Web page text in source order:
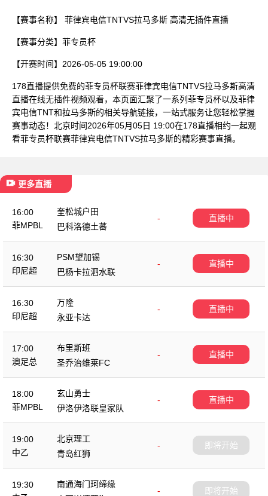
【赛事名称】 菲律宾电信TNTVS拉马多斯 高清无插件直播
【赛事分类】 菲专员杯
【开赛时间】 2026-05-05 19:00:00
178直播提供免费的菲专员杯联赛菲律宾电信TNTVS拉马多斯高清
直播在线无插件视频观看，本页面汇聚了一系列菲专员杯以及菲律
宾电信TNT和拉马多斯的相关导航链接，一站式服务让您轻松掌握
赛事动态！北京时间2026年05月05日 19:00在178直播相约一起观
看菲专员杯联赛菲律宾电信TNTVS拉马多斯的精彩赛事直播。
更多直播
16:00
菲MPBL
奎松城户田
-
巴科洛德土蕃
直播中
16:30
印尼超
PSM望加锡
-
巴杨卡拉泗水联
直播中
16:30
印尼超
万隆
-
永亚卡达
直播中
17:00
澳足总
布里斯班
-
圣乔治维莱FC
直播中
18:00
菲MPBL
玄山勇士
-
伊洛伊洛联皇家队
直播中
19:00
中乙
北京理工
-
青岛红狮
即将开始
19:30
南通海门珂缔缘
-
即将开始